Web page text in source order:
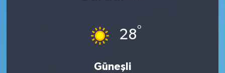
28°
Güneşli
İLGİNÇ HABERLER